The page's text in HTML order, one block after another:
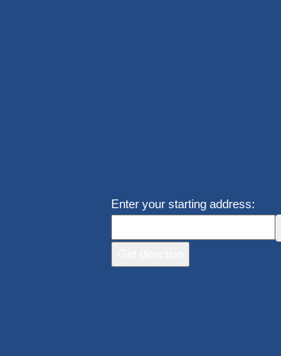
Enter your starting address: